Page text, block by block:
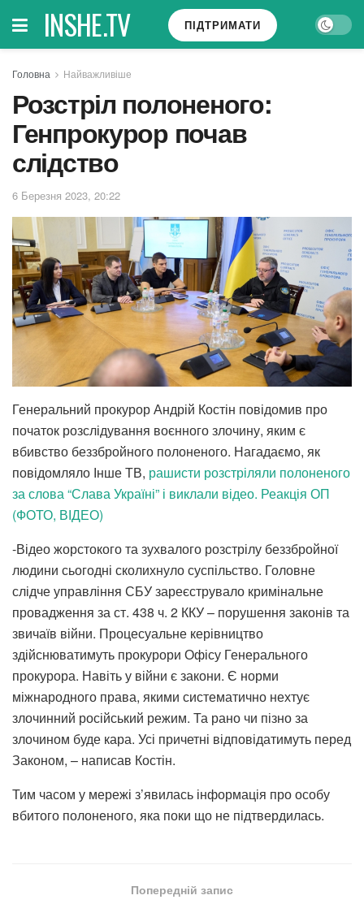
INSHE.TV ПІДТРИМАТИ
Головна Найважливіше
Розстріл полоненого:
Генпрокурор почав
слідство
6 Березня 2023, 20:22
Генеральний прокурор Андрій Костін повідомив про
початок розслідування воєнного злочину, яким є
вбивство беззбройного полоненого. Нагадаємо, як
повідомляло Інше ТВ, рашисти розстріляли полоненого
за слова “Слава Україні” і виклали відео. Реакція ОП
(ФОТО, ВІДЕО)
-Відео жорстокого та зухвалого розстрілу беззбройної
людини сьогодні сколихнуло суспільство. Головне
слідче управління СБУ зареєструвало кримінальне
провадження за ст. 438 ч. 2 ККУ – порушення законів та
звичаїв війни. Процесуальне керівництво
здійснюватимуть прокурори Офісу Генерального
прокурора. Навіть у війни є закони. Є норми
міжнародного права, якими систематично нехтує
злочинний російський режим. Та рано чи пізно за
злочином буде кара. Усі причетні відповідатимуть перед
Законом, – написав Костін.
Тим часом у мережі з’явилась інформація про особу
вбитого полоненого, яка поки що не підтвердилась.
Попередній запис